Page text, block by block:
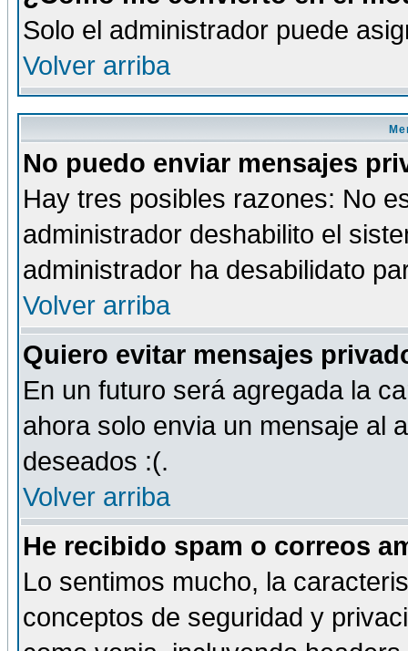
Solo el administrador puede
Volver arriba
No puedo enviar mensajes
Hay tres posibles razones: No
administrador deshabilito el
administrador ha desabilidato
Volver arriba
Quiero evitar mensajes
En un futuro será agregada la
ahora solo envia un mensaje al
deseados :(.
Volver arriba
He recibido spam o correos
Lo sentimos mucho, la
conceptos de seguridad y